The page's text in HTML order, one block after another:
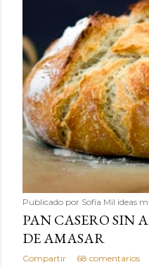
Publicado por Sofía Mil ideas
PAN CASERO SIN
DE AMASAR
Compartir 68 comentarios